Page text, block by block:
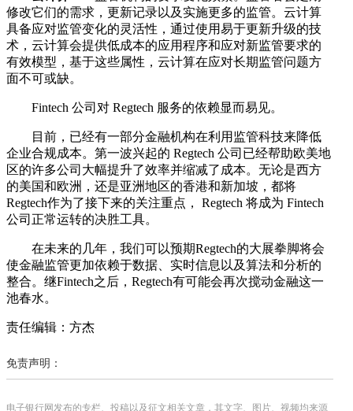
修改它们的需求，更新记录以及实施更多的监管。云计算
具备应对监管变化的灵活性，通过使用易于更新升级的技
术，云计算会提供低成本的应用程序和应对新监管要求的
有效模型，基于这些属性，云计算在应对长期监管问题方
面不可或缺。
Fintech 公司对 Regtech 服务的依赖显而易见。
目前，已经有一部分金融机构在利用监管科技来降低
企业合规成本。第一波兴起的 Regtech 公司已经帮助欧美地
区的许多公司大幅提升了效率并缩减了成本。无论是西方
的美国和欧洲，还是亚洲地区的香港和新加坡，都将
Regtech作为了接下来的关注重点， Regtech 将成为 Fintech
公司正常运转的决胜工具。
在未来的几年，我们可以预期Regtech的大展拳脚将会
使金融监管更加依赖于数据、实时信息以及算法和分析的
整合。继Fintech之后，Regtech有可能会再次搅动金融这一
池春水。
责任编辑：方杰
免责声明：
电子银行网发布的专栏、投稿以及征文相关文章，其文字、图片、视频均来源